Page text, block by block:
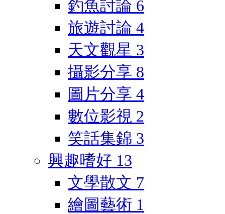
釣魚討論 6
旅遊討論 4
天文觀星 3
攝影分享 8
圖片分享 4
數位影視 2
笑話集錦 3
興趣嗜好 13
文學散文 7
繪圖藝術 1